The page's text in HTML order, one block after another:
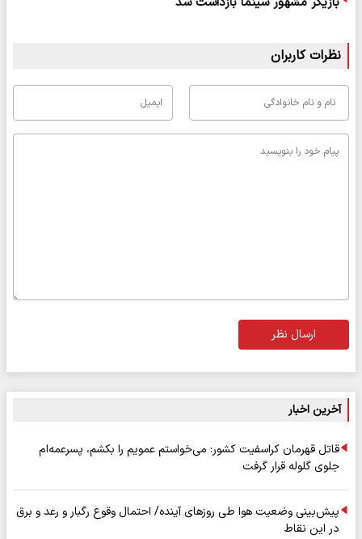
نظرات کاربران
ارسال نظر
آخرین اخبار
قاتل قهرمان کراسفیت کشور: می‌خواستم عمویم را بکشم، پسرعمه‌ام
جلوی گلوله قرار گرفت
پیش‌بینی وضعیت هوا طی روزهای آینده/ احتمال وقوع رگبار و رعد و برق
در این نقاط